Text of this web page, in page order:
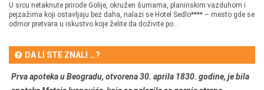
U srcu netaknute prirode Golije, okružen šumama, planinskim vazduhom i
pejzažima koji ostavljaju bez daha, nalazi se Hotel Sedlo**** – mesto gde se
odmor pretvara u iskustvo koje želite da doživite po...
DA LI STE ZNALI …?
Prva apoteka u Beogradu, otvorena 30. aprila 1830. godine, je bila